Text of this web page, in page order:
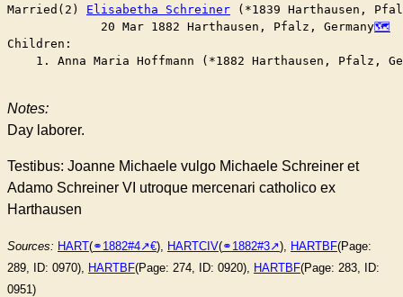
Married(2) Elisabetha Schreiner (*1839 Harthausen,
	     20 Mar 1882 Harthausen, Pfalz, Germany
Children:
1. Anna Maria Hoffmann (*1882 Harthausen, Pfalz,
Notes:
Day laborer.
Testibus: Joanne Michaele vulgo Michaele Schreiner et
Adamo Schreiner VI utroque mercenari catholico ex
Harthausen
Sources: HART(⚭1882#4 ), HARTCIV(⚭1882#3 ), HARTBF(Page:
289, ID: 0970), HARTBF(Page: 274, ID: 0920), HARTBF(Page: 283, ID:
0951)